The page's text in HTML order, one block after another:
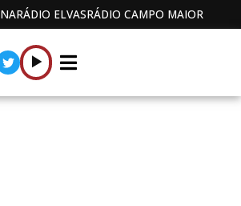
RÁDIO ELVASRÁDIO CAMPO MAIOR